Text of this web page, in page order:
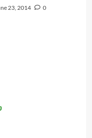
23, 2014 0